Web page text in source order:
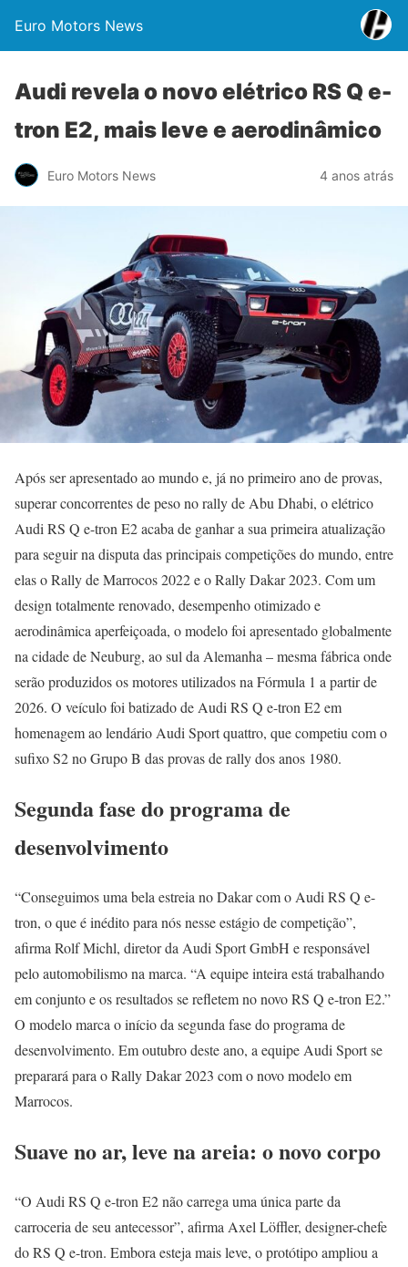
Euro Motors News
Audi revela o novo elétrico RS Q e-
tron E2, mais leve e aerodinâmico
Euro Motors News 4 anos atrás
Após ser apresentado ao mundo e, já no primeiro ano de provas,
superar concorrentes de peso no rally de Abu Dhabi, o elétrico
Audi RS Q e-tron E2 acaba de ganhar a sua primeira atualização
para seguir na disputa das principais competições do mundo, entre
elas o Rally de Marrocos 2022 e o Rally Dakar 2023. Com um
design totalmente renovado, desempenho otimizado e
aerodinâmica aperfeiçoada, o modelo foi apresentado globalmente
na cidade de Neuburg, ao sul da Alemanha – mesma fábrica onde
serão produzidos os motores utilizados na Fórmula 1 a partir de
2026. O veículo foi batizado de Audi RS Q e-tron E2 em
homenagem ao lendário Audi Sport quattro, que competiu com o
sufixo S2 no Grupo B das provas de rally dos anos 1980.
Segunda fase do programa de
desenvolvimento
“Conseguimos uma bela estreia no Dakar com o Audi RS Q e-
tron, o que é inédito para nós nesse estágio de competição”,
afirma Rolf Michl, diretor da Audi Sport GmbH e responsável
pelo automobilismo na marca. “A equipe inteira está trabalhando
em conjunto e os resultados se refletem no novo RS Q e-tron E2.”
O modelo marca o início da segunda fase do programa de
desenvolvimento. Em outubro deste ano, a equipe Audi Sport se
preparará para o Rally Dakar 2023 com o novo modelo em
Marrocos.
Suave no ar, leve na areia: o novo corpo
“O Audi RS Q e-tron E2 não carrega uma única parte da
carroceria de seu antecessor”, afirma Axel Löffler, designer-chefe
do RS Q e-tron. Embora esteja mais leve, o protótipo ampliou a